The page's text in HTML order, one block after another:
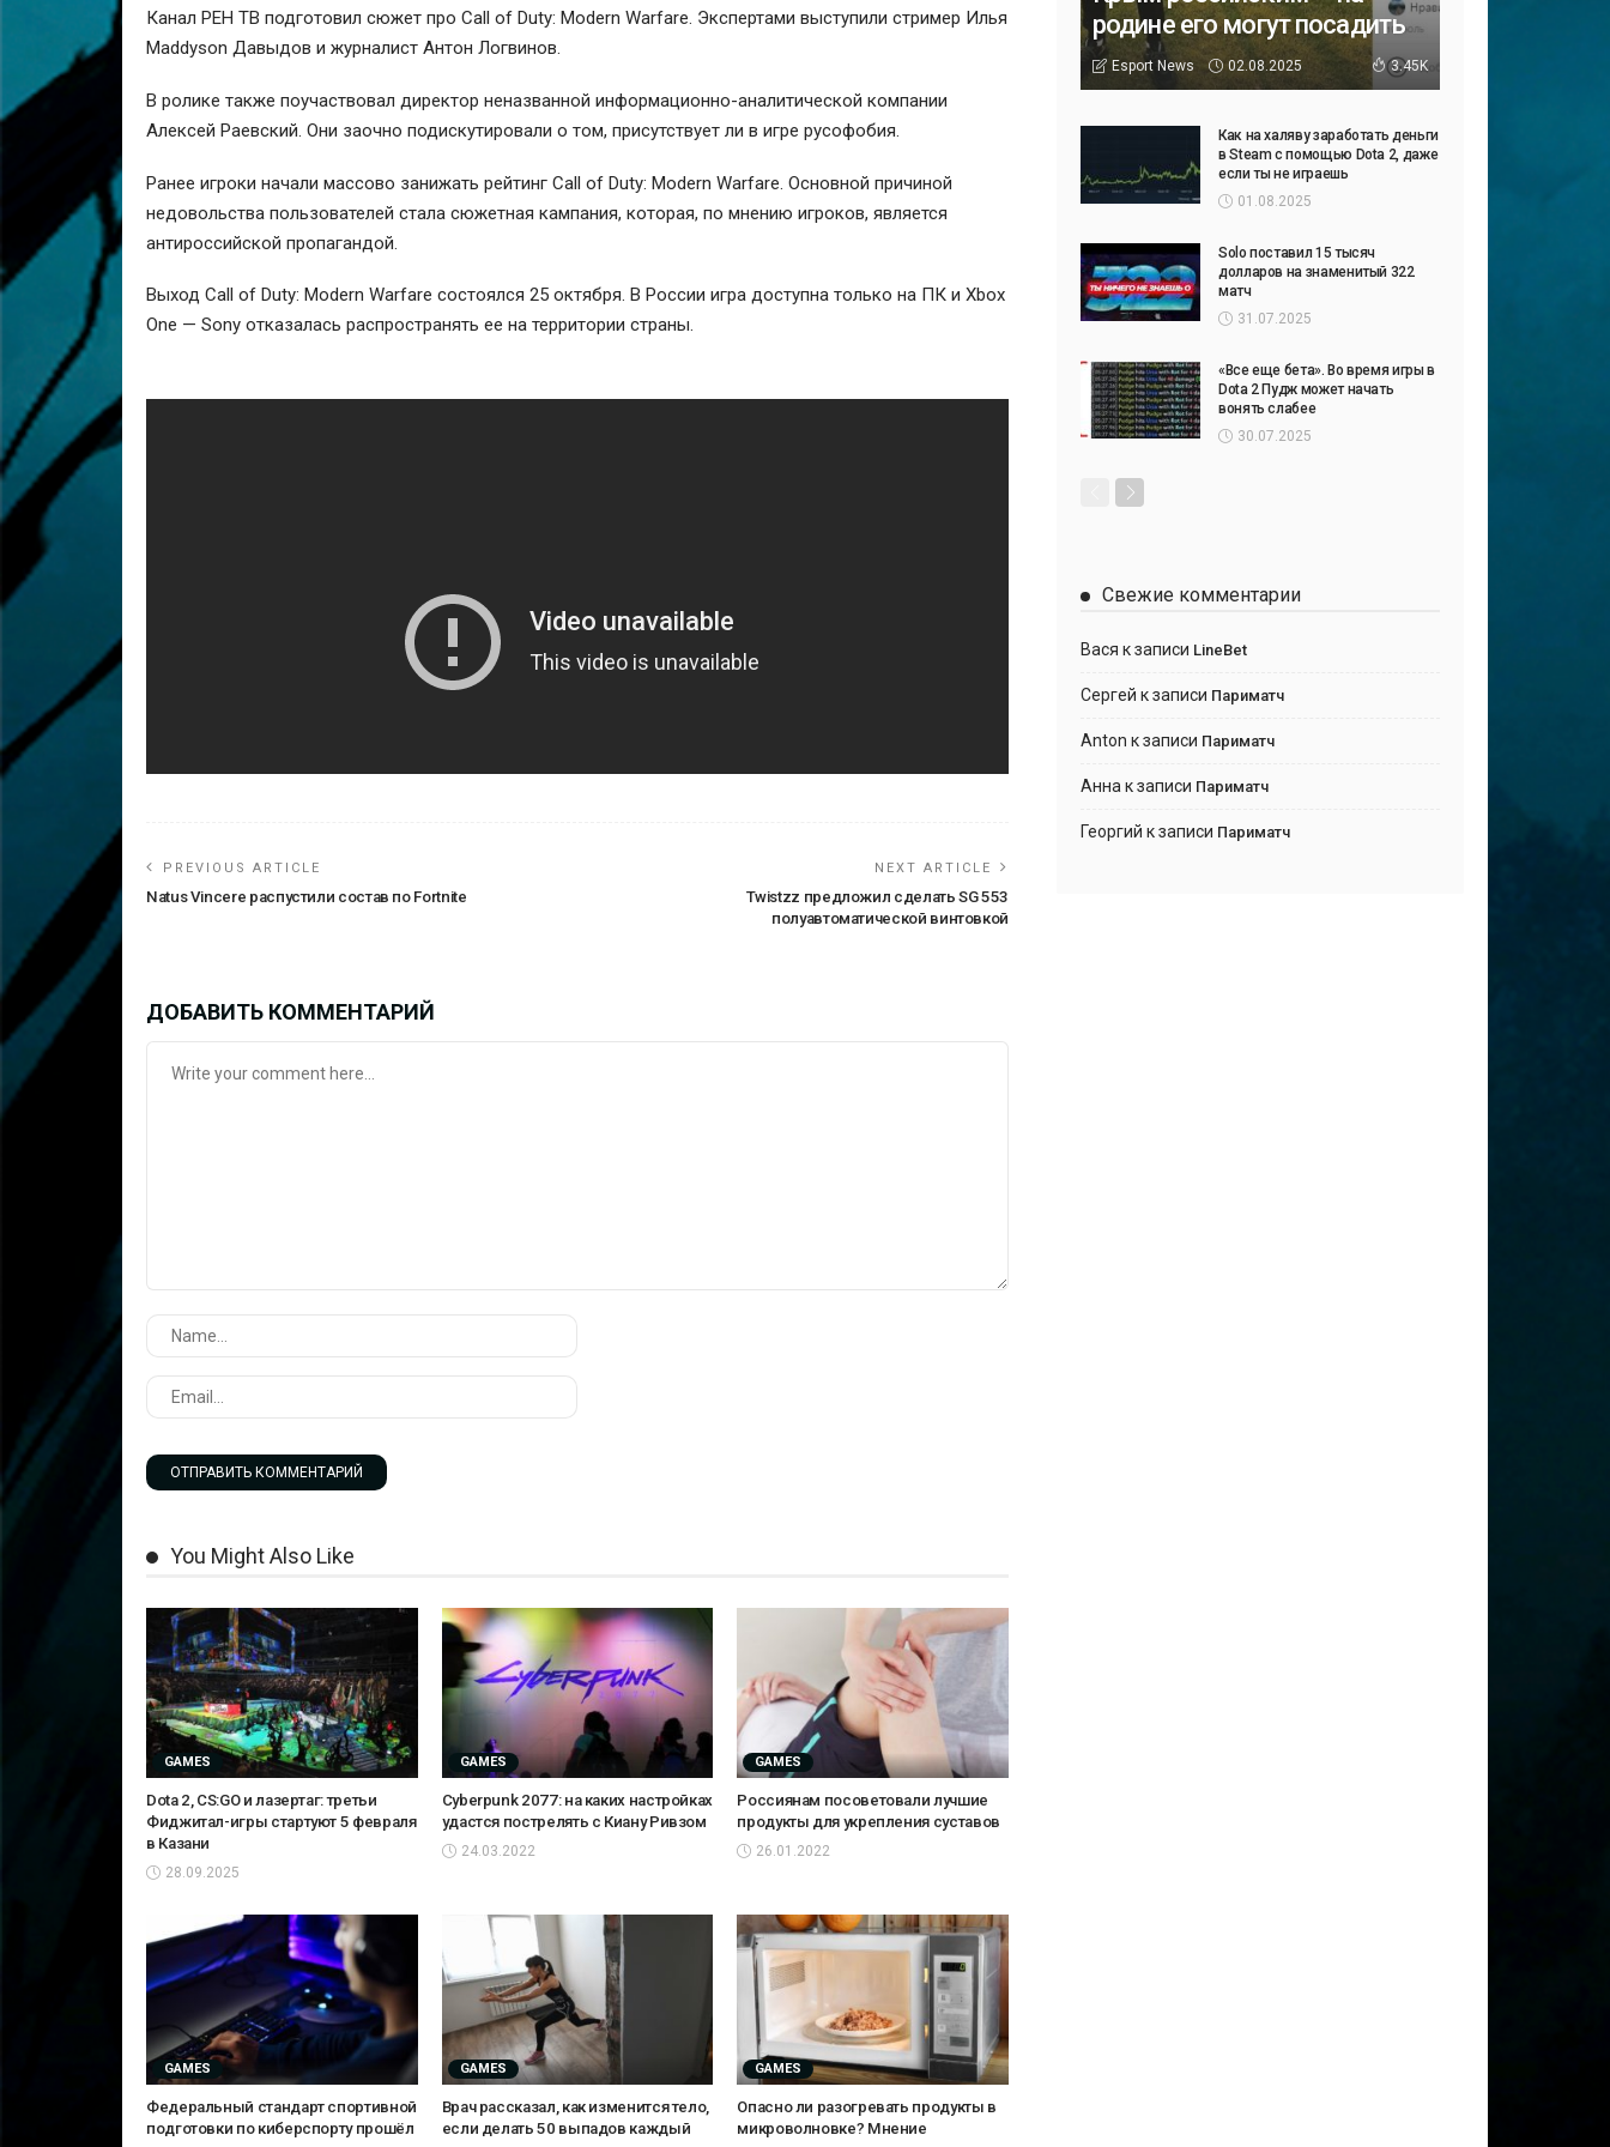
Канал РЕН ТВ подготовил сюжет про Call of Duty: Modern Warfare. Экспертами выступили стример Илья
Maddyson Давыдов и журналист Антон Логвинов.
В ролике также поучаствовал директор неназванной информационно-аналитической компании
Алексей Раевский. Они заочно подискутировали о том, присутствует ли в игре русофобия.
Ранее игроки начали массово занижать рейтинг Call of Duty: Modern Warfare. Основной причиной
недовольства пользователей стала сюжетная кампания, которая, по мнению игроков, является
антироссийской пропагандой.
Выход Call of Duty: Modern Warfare состоялся 25 октября. В России игра доступна только на ПК и Xbox
One — Sony отказалась распространять ее на территории страны.
PREVIOUS ARTICLE
Natus Vincere распустили состав по Fortnite
NEXT ARTICLE
Twistzz предложил сделать SG 553
полуавтоматической винтовкой
ДОБАВИТЬ КОММЕНТАРИЙ
You Might Also Like
GAMES
Dota 2, CS:GO и лазертаг: третьи
Фиджитал-игры стартуют 5 февраля
в Казани
28.09.2025
GAMES
Cyberpunk 2077: на каких настройках
удастся пострелять с Киану Ривзом
24.03.2022
GAMES
Россиянам посоветовали лучшие
продукты для укрепления суставов
26.01.2022
GAMES
Федеральный стандарт спортивной
подготовки по киберспорту прошёл
GAMES
Врач рассказал, как изменится тело,
если делать 50 выпадов каждый
GAMES
Опасно ли разогревать продукты в
микроволновке? Мнение
родине его могут посадить
Esport News 02.08.2025 3.45K
Как на халяву заработать деньги
в Steam с помощью Dota 2, даже
если ты не играешь
01.08.2025
Solo поставил 15 тысяч
долларов на знаменитый 322
матч
31.07.2025
«Все еще бета». Во время игры в
Dota 2 Пудж может начать
вонять слабее
30.07.2025
Свежие комментарии
Вася к записи LineBet
Сергей к записи Париматч
Anton к записи Париматч
Анна к записи Париматч
Георгий к записи Париматч